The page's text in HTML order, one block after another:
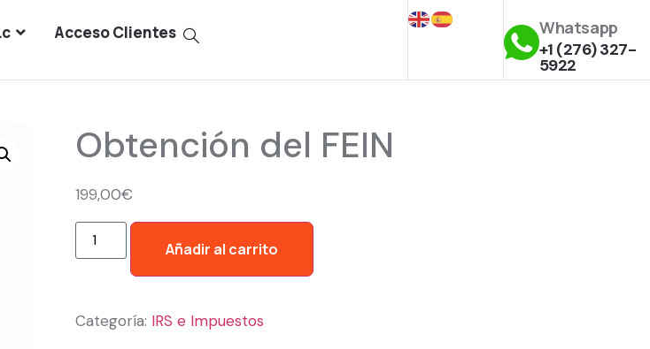
Acceso Clientes
Whatsapp
+1 (276) 327-
5922
Obtención del FEIN
199,00€
Añadir al carrito
Categoría: IRS e Impuestos